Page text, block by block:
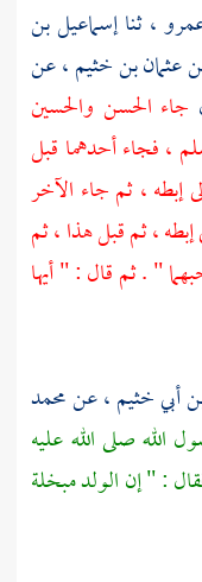
، ثناإسماعيل بن
عثمان بن خثيم، عن
جاء الحسن والحسين
، فجاء أحدهما قبل
إبطه ، ثم جاء الآخر
، ثم قبل هذا ، ثم
" . ثم قال : " أيها
أبي خثيم، عنمحمد
الله صلى الله عليه
: " إن الولد مبخلة